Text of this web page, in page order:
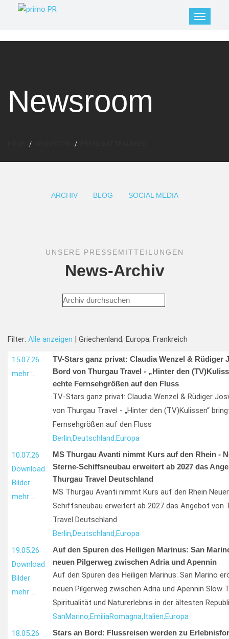
Newsroom
ARCHIV BLOG SOCIAL MEDIA
UNSERE PRESSEMITTEILUNGEN
News-Archiv
Filter: Alle anzeigen | Griechenland; Europa; Frankreich
15.07.26
mehr …
TV-Stars ganz privat: Claudia Wenzel & Rüdiger
Bord von Thurgau Travel - „Hinter den
echte Fernsehgrößen auf den Fluss
TV-Stars ganz privat: Claudia Wenzel & Rüdiger
von Thurgau Travel - „Hinter den (TV)Kulissen“
Fernsehgrößen auf den Fluss
Berlin,Deutschland,Europa
10.07.26
Download
Bilder
mehr …
MS Thurgau Avanti nimmt Kurs auf den Rhein -
Sterne-Schiffsneubau erweitert ab 2027 das
Thurgau Travel Deutschland
MS Thurgau Avanti nimmt Kurs auf den Rhein
Schiffsneubau erweitert ab 2027 das Angebot von
Travel Deutschland
Berlin,Deutschland,Europa
19.05.26
Download
Bilder
mehr …
Auf den Spuren des Heiligen Marinus: San
neuen Pilgerweg zwischen Adria und Apennin
Auf den Spuren des Heiligen Marinus: San Marino
neuen Pilgerweg zwischen Adria und Apennin Slow
Spiritualität und Naturerlebnis in der ältesten
SanMarino,EmiliaRomagna,Italien,Europa
18.05.26
Stars an Bord: Flussreisen werden zu